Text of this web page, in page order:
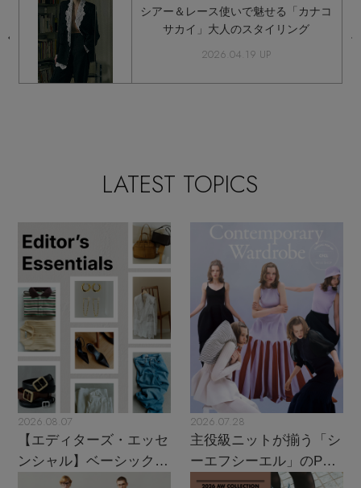
シアー＆レース使いで魅せる「カナコ
サカイ」大人のスタイリング
2026.04.19 UP
LATEST TOPICS
2026.08.07
【エディターズ・エッセ
ンシャル】ベーシックと
トレンドが交差する16の
2026.07.28
主役級ニットが揃う「シ
ーエフシーエル」のPOP
UPがスタート